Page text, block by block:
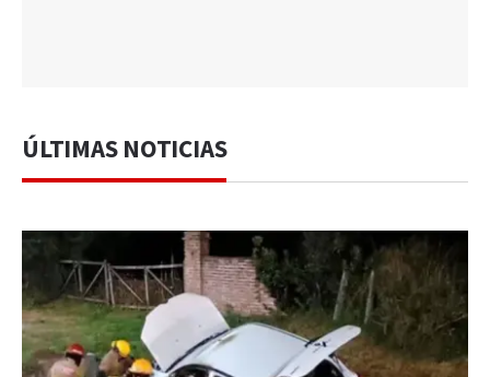
ÚLTIMAS NOTICIAS